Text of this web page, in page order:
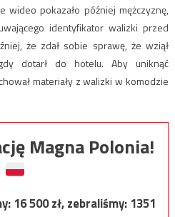
wideo pokazało później mężczyznę,
identyfikator walizki przed
że zdał sobie sprawę, że wziął
dotarł do hotelu. Aby uniknąć
materiały z walizki w komodzie
Magna Polonia!
16 500zł, zebraliśmy:1351